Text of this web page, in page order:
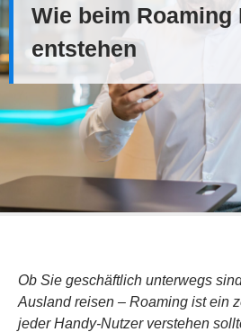
Wie beim Roaming
entstehen
Ob Sie geschäftlich unterwegs
Ausland reisen – Roaming ist ein
jeder Handy-Nutzer verstehen